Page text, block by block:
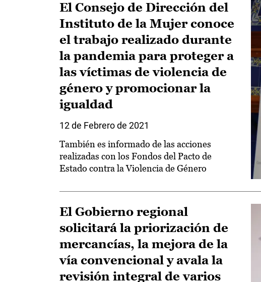
El Consejo de Dirección del
Instituto de la Mujer conoce
el trabajo realizado durante
la pandemia para proteger a
las víctimas de violencia de
género y promocionar la
igualdad
12 de Febrero de 2021
También es informado de las acciones
realizadas con los Fondos del Pacto de
Estado contra la Violencia de Género
El Gobierno regional
solicitará la priorización de
mercancías, la mejora de la
vía convencional y avala la
revisión integral de varios